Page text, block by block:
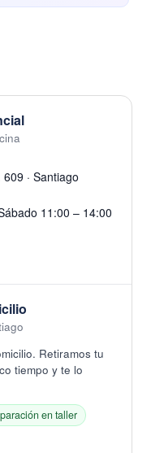
· Santiago
11:00 – 14:00
Retiramos tu
tiempo y te lo
en taller